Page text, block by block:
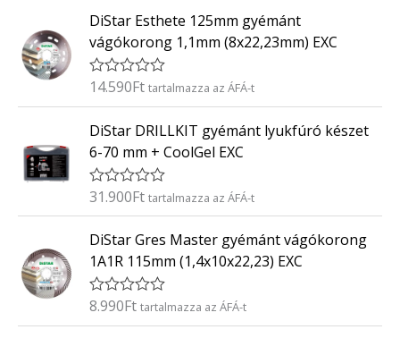
DiStar Esthete 125mm gyémánt
vágókorong 1,1mm (8x22,23mm) EXC
É
é
k
e
l
é
s
:
/
5
14.590Ft tartalmazza az ÁFÁ-t
DiStar DRILLKIT gyémánt lyukfúró készet
6-70 mm + CoolGel EXC
É
é
k
e
l
s
:
31.900Ft tartalmazza az ÁFÁ-t
DiStar Gres Master gyémánt vágókorong
1A1R 115mm (1,4x10x22,23) EXC
É
8.990Ft tartalmazza az ÁFÁ-t